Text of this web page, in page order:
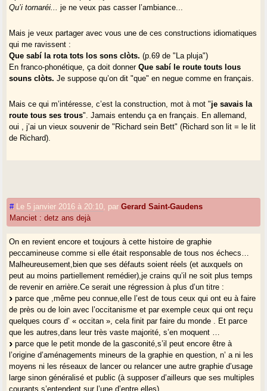
Qu’i tornaréi...
je ne veux pas casser l’ambiance...
Mais je veux partager avec vous une de ces constructions idiomatiques
qui me ravissent :
Que sabí la rota tots los sons clòts. (p.69 de "La pluja")
En franco-phonétique, ça doit donnerQue sabí le route touts lous
souns clòts. Je suppose qu’on dit "que" en negue comme en français.
Mais ce qui m’intéresse, c’est la construction, mot à mot "je savais la
route tous ses trous". Jamais entendu ça en français. En allemand,
oui , j’ai un vieux souvenir de "Richard sein Bett" (Richard son lit = le lit
de Richard).
# Le 5 janvier 2016 à 20:10 parGerard Saint-Gaudens
Manciet : detz ans dejà
On en revient encore et toujours à cette histoire de graphie
peccamineuse comme si elle était responsable de tous nos échecs…
Malheureusement,bien que ses défauts soient réels (et auxquels on
peut au moins partiellement remédier),je crains qu’il ne soit plus temps
de revenir en arrière.Ce serait une régression à plus d’un titre :
parce que ,même peu connue,elle l’est de tous ceux qui ont eu à faire
de près ou de loin avec l’occitanisme et par exemple ceux qui ont reçu
quelques cours d’ « occitan », cela finit par faire du monde . Et parce
que les autres,dans leur très vaste majorité, s’en moquent …
parce que le petit monde de la gasconité,s’il peut encore être à
l’origine d’aménagements mineurs de la graphie en question, n’ a ni les
moyens ni les réseaux de lancer ou relancer une autre graphie d’usage
large sinon généralisé et public (à supposer d’ailleurs que ses multiples
courants s’entendent sur l’une d’entre elles).